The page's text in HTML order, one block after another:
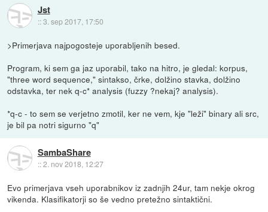
Jst
::3. sep 2017, 17:50
>Primerjava najpogosteje uporabljenih besed.
Program, ki sem ga jaz uporabil, tako na hitro, je gledal: korpus,
"three word sequence," sintakso, črke, dolžino stavka, dolžino
odstavka, ter nek q-c* analysis (fuzzy ?nekaj? analysis).
*q-c - to sem se verjetno zmotil, ker ne vem, kje "leži" binary ali src,
je bil pa notri sigurno "q"
SambaShare
::2. nov 2018, 12:27
Evo primerjava vseh uporabnikov iz zadnjih 24ur, tam nekje okrog
vikenda. Klasifikatorji so še vedno pretežno sintaktični.